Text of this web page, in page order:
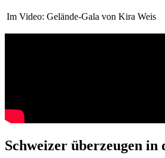
Im Video: Gelände-Gala von Kira Weis
Schweizer überzeugen in